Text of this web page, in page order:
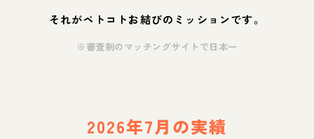
それがペトコトお結びのミッションです。
※審査制のマッチングサイトで日本一
2026年7月の実績